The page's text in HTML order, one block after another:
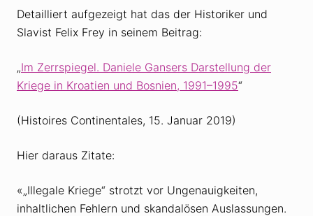
Detailliert aufgezeigt hat das der Historiker und
Slavist Felix Frey in seinem Beitrag:
„Im Zerrspiegel. Daniele Gansers Darstellung der
Kriege in Kroatien und Bosnien, 1991–1995“
(Histoires Continentales, 15. Januar 2019)
Hier daraus Zitate:
«„Illegale Kriege“ strotzt vor Ungenauigkeiten,
inhaltlichen Fehlern und skandalösen Auslassungen.